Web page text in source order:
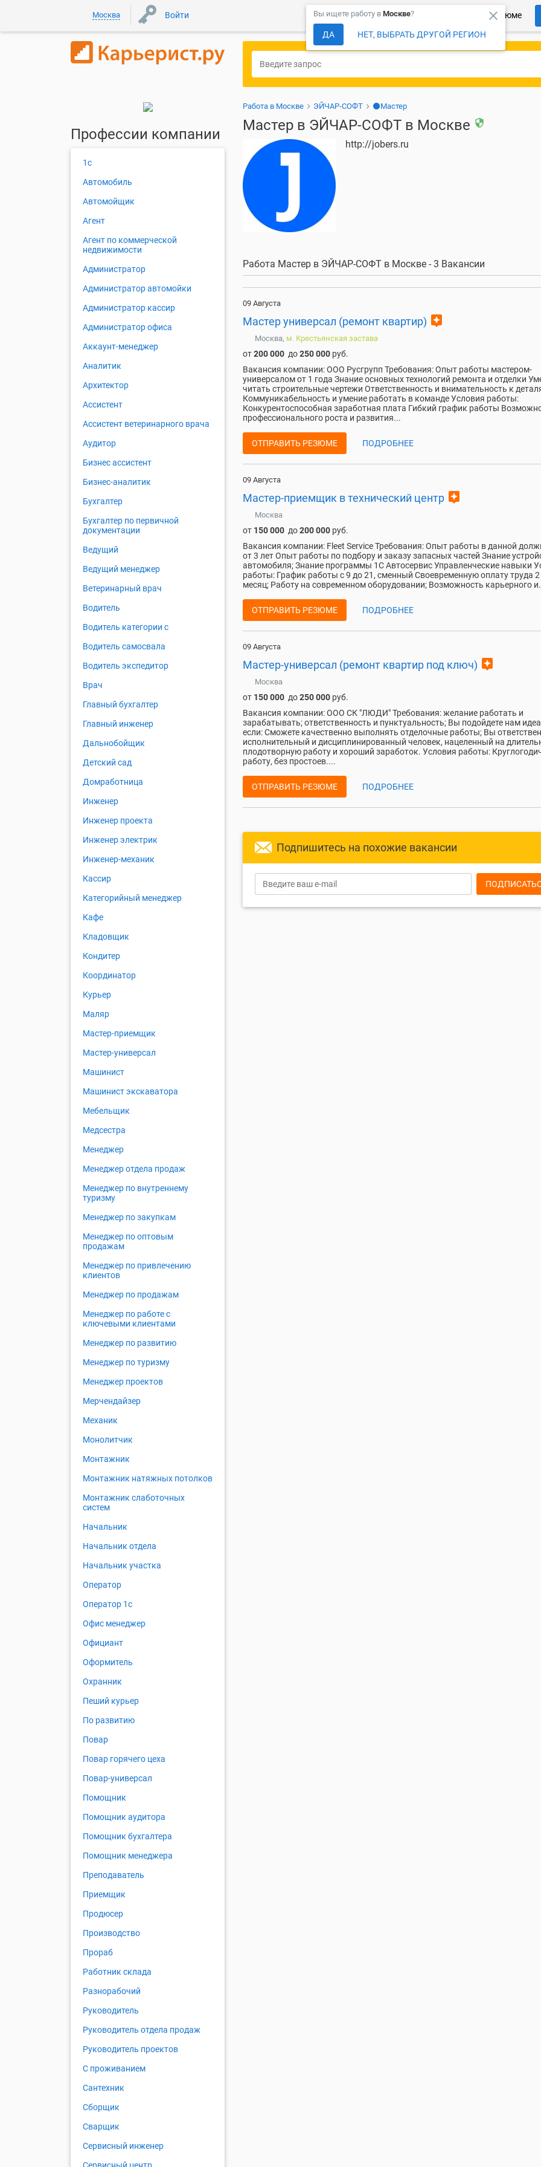
Москва Войти Более 150 000 компаний ждут Ваше резюме
close
Вы ищете работу в Москве?
ДА НЕТ, ВЫБРАТЬ ДРУГОЙ РЕГИОН
Работа в Москве ЭЙЧАР-СОФТ ⚫Мастер
Мастер в ЭЙЧАР-СОФТ в Москве security
http://jobers.ru
Работа Мастер в ЭЙЧАР-СОФТ в Москве - 3 Вакансии
09 Августа
Мастер универсал (ремонт квартир) assistant
Москва, м. Крестьянская застава
от200 000 до250 000 руб.
Вакансия компании: ООО Русгрупп Требования: Опыт работы мастером-
универсалом от 1 года Знание основных технологий ремонта и отделки
читать строительные чертежи Ответственность и внимательность к
Коммуникабельность и умение работать в команде Условия работы:
Конкурентоспособная заработная плата Гибкий график работы
профессионального роста и развития...
ОТПРАВИТЬ РЕЗЮМЕ ПОДРОБНЕЕ
09 Августа
Мастер-приемщик в технический центр assistant
Москва
от 150 000 до200 000 руб.
Вакансия компании: Fleet Service Требования: Опыт работы в данной
от 3 лет Опыт работы по подбору и заказу запасных частей Знание
автомобиля; Знание программы 1С Автосервис Управленческие навыки
работы: График работы с 9 до 21, сменный Своевременную оплату труда 2
месяц; Работу на современном оборудовании; Возможность карьерного
ОТПРАВИТЬ РЕЗЮМЕ ПОДРОБНЕЕ
09 Августа
Мастер-универсал (ремонт квартир под ключ) assistant
Москва
от 150 000 до250 000 руб.
Вакансия компании: ООО СК "ЛЮДИ" Требования: желание работать и
зарабатывать; ответственность и пунктуальность; Вы подойдете нам
если: Сможете качественно выполнять отделочные работы; Вы
исполнительный и дисциплинированный человек, нацеленный на
плодотворную работу и хороший заработок. Условия работы:
работу, без простоев....
ОТПРАВИТЬ РЕЗЮМЕ ПОДРОБНЕЕ
Подпишитесь на похожие вакансии
Профессии компании
1с
Автомобиль
Автомойщик
Агент
Агент по коммерческой
недвижимости
Администратор
Администратор автомойки
Администратор кассир
Администратор офиса
Аккаунт-менеджер
Аналитик
Архитектор
Ассистент
Ассистент ветеринарного врача
Аудитор
Бизнес ассистент
Бизнес-аналитик
Бухгалтер
Бухгалтер по первичной
документации
Ведущий
Ведущий менеджер
Ветеринарный врач
Водитель
Водитель категории c
Водитель самосвала
Водитель экспедитор
Врач
Главный бухгалтер
Главный инженер
Дальнобойщик
Детский сад
Домработница
Инженер
Инженер проекта
Инженер электрик
Инженер-механик
Кассир
Категорийный менеджер
Кафе
Кладовщик
Кондитер
Координатор
Курьер
Маляр
Мастер-приемщик
Мастер-универсал
Машинист
Машинист экскаватора
Мебельщик
Медсестра
Менеджер
Менеджер отдела продаж
Менеджер по внутреннему
туризму
Менеджер по закупкам
Менеджер по оптовым
продажам
Менеджер по привлечению
клиентов
Менеджер по продажам
Менеджер по работе с
ключевыми клиентами
Менеджер по развитию
Менеджер по туризму
Менеджер проектов
Мерчендайзер
Механик
Монолитчик
Монтажник
Монтажник натяжных потолков
Монтажник слаботочных
систем
Начальник
Начальник отдела
Начальник участка
Оператор
Оператор 1с
Офис менеджер
Официант
Оформитель
Охранник
Пеший курьер
По развитию
Повар
Повар горячего цеха
Повар-универсал
Помощник
Помощник аудитора
Помощник бухгалтера
Помощник менеджера
Преподаватель
Приемщик
Продюсер
Производство
Прораб
Работник склада
Разнорабочий
Руководитель
Руководитель отдела продаж
Руководитель проектов
С проживанием
Сантехник
Сборщик
Сварщик
Сервисный инженер